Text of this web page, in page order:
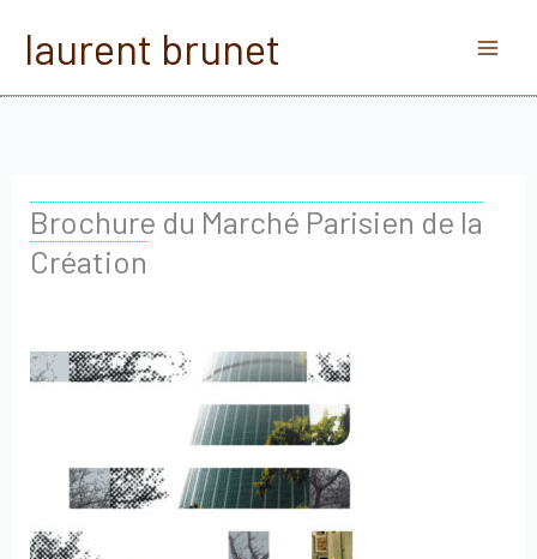
laurent brunet
Brochure du Marché Parisien de la
Création